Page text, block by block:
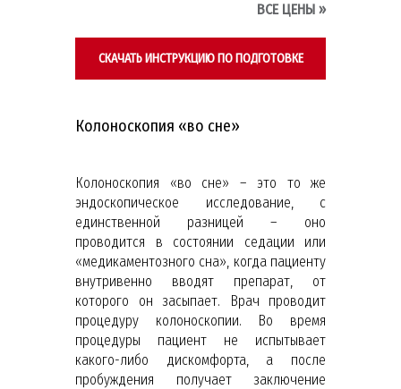
ВСЕ ЦЕНЫ »
СКАЧАТЬ ИНСТРУКЦИЮ ПО ПОДГОТОВКЕ
Колоноскопия «во сне»
Колоноскопия «во сне» – это то же
эндоскопическое исследование, с
единственной разницей – оно
проводится в состоянии седации или
«медикаментозного сна», когда пациенту
внутривенно вводят препарат, от
которого он засыпает. Врач проводит
процедуру колоноскопии. Во время
процедуры пациент не испытывает
какого-либо дискомфорта, а после
пробуждения получает заключение